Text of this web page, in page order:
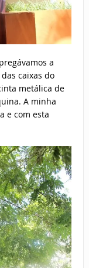
a
caixas do
metálica de
A minha
e com esta